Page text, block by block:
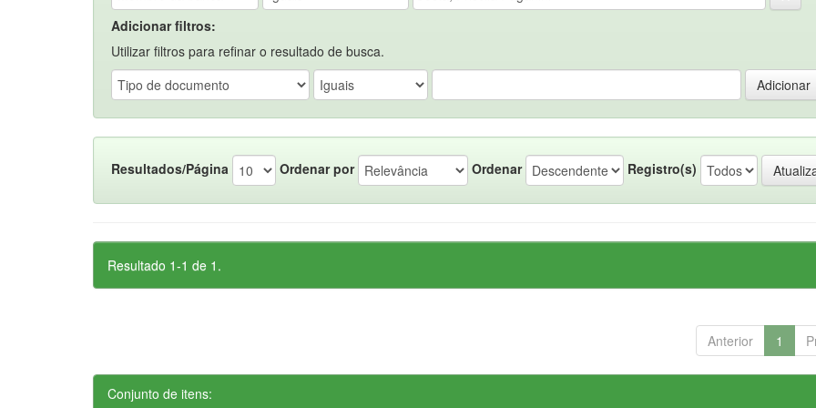
Adicionar filtros:
Utilizar filtros para refinar o resultado de busca.
Resultados/Página Ordenar por Ordenar Registro(s)
Resultado 1-1 de 1.
Anterior 1
Conjunto de itens: